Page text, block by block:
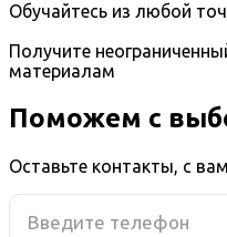
Обучайтесь из любой
Получите
материалам
Поможем с
Оставьте контакты, с